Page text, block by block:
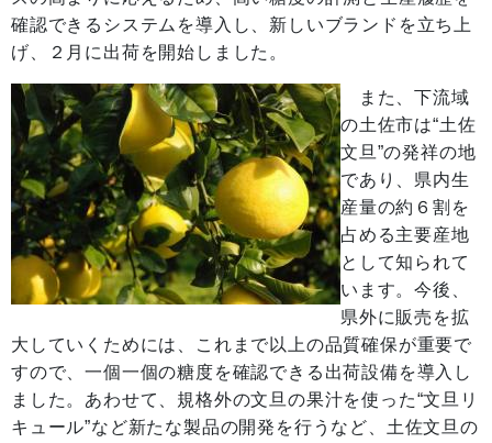
確認できるシステムを導入し、新しいブランドを立ち上
げ、２月に出荷を開始しました。
また、下流域
の土佐市は“土佐
文旦”の発祥の地
であり、県内生
産量の約６割を
占める主要産地
として知られて
います。今後、
県外に販売を拡
大していくためには、これまで以上の品質確保が重要で
すので、一個一個の糖度を確認できる出荷設備を導入し
ました。あわせて、規格外の文旦の果汁を使った“文旦リ
キュール”など新たな製品の開発を行うなど、土佐文旦の